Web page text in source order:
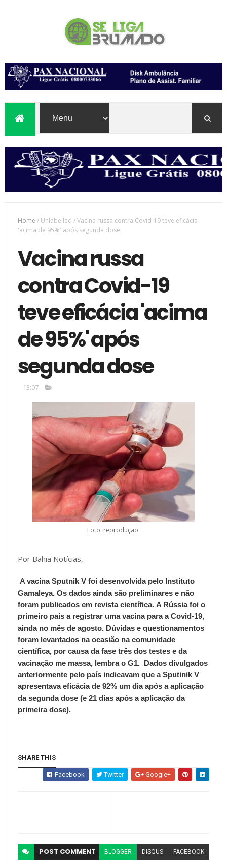
Home /Unlabelled /Vacina russa contra Covid-19 teve eficácia
'acima de 95%' após segunda dose
Vacina russa
contra Covid-19
teve eficácia 'acima
de 95%' após
segunda dose
13:07
Foto: reprodução
Por Bahia Notícias,
A vacina Sputnik V foi desenvolvida pelo Instituto
Gamaleya. Os dados ainda são preliminares e não
foram publicados em revista científica. A Rússia foi o
primeiro país a registrar uma vacina para a Covid-19,
ainda no mês de agosto. Dúvidas e questionamentos
foram levantados na ocasião na comunidade
científica, por causa da fase três dos testes e da
vacinação me massa, lembra o G1. Dados divulgados
anteriormente pelo país indicavam que a Sputinik V
apresentava eficácia de 92% um dia após a aplicação
da segunda dose (e 21 dias após a aplicação da
primeira dose).
SHARE THIS
Facebook Twitter Google+
POST COMMENT BLOGGER DISQUS FACEBOOK